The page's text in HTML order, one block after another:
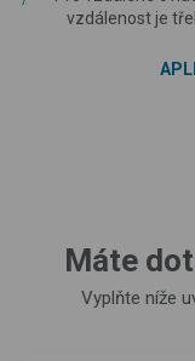
vzdálenost je
Máte
Vyplňte níže